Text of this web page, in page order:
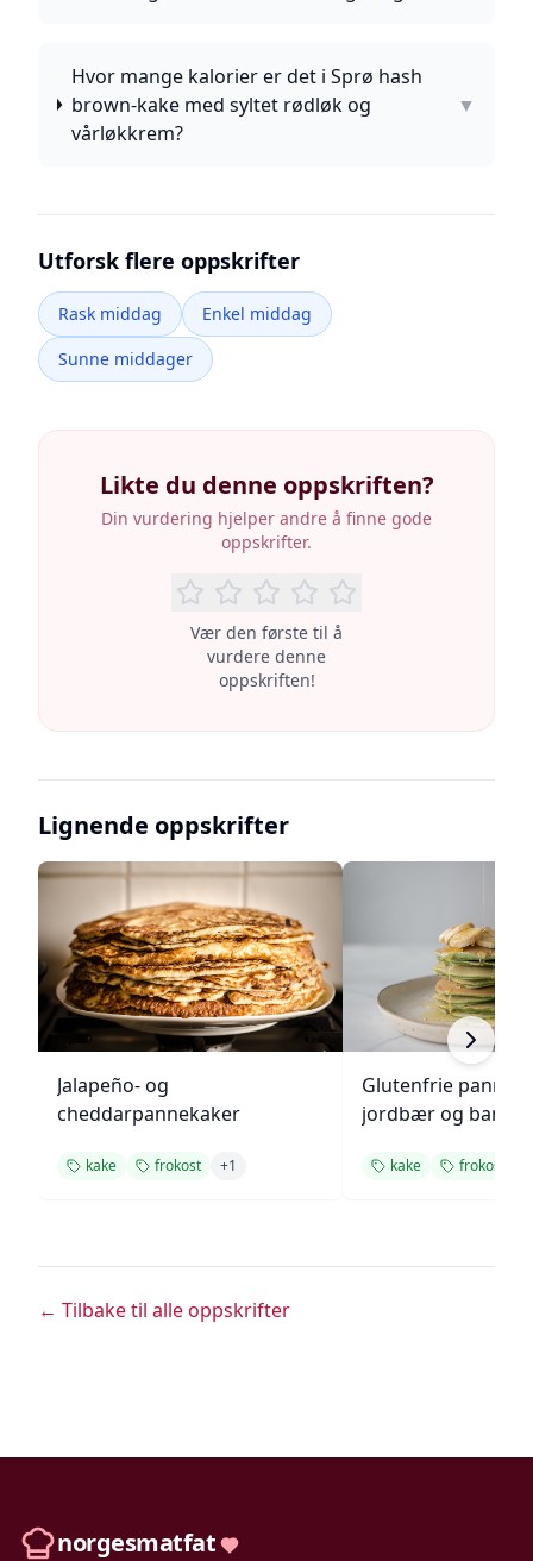
Hvor mange kalorier er det i Sprø hash
brown-kake med syltet rødløk og
vårløkkrem?
▼
Utforsk flere oppskrifter
Rask middag
Enkel middag
Sunne middager
Likte du denne oppskriften?
Din vurdering hjelper andre å finne gode
oppskrifter.
Vær den første til å
vurdere denne
oppskriften!
Lignende oppskrifter
Jalapeño- og
cheddarpannekaker
kake frokost +1
Glutenfrie
jordbær og banan
kake frokost
← Tilbake til alle oppskrifter
norgesmatfat